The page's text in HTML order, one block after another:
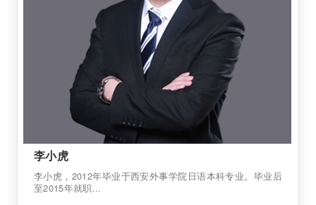
李小虎
李小虎，2012年毕业于西安外事学院日语本科专业。毕业后
至2015年就职...